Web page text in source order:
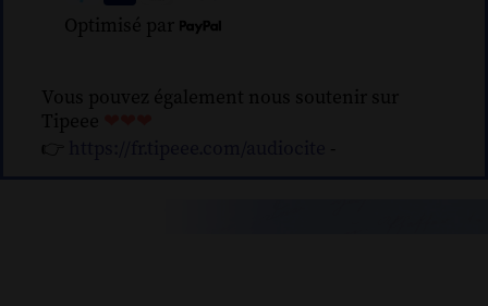
Optimisé par
Vous pouvez également nous soutenir sur
Tipeee
👉
-